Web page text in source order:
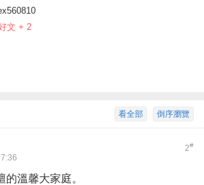
文 + 2
倒序瀏覽
看全部
2#
的溫馨大家庭。